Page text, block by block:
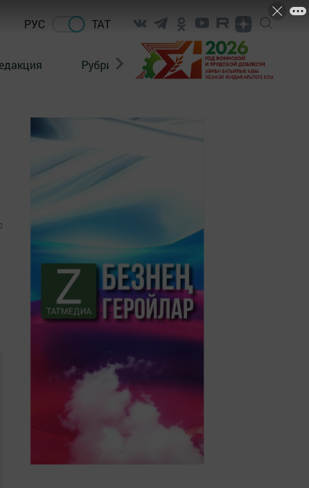
РУС ТАТ
Рубрикалар